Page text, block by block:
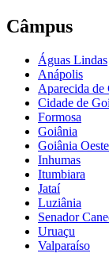
Câmpus
Águas Lindas
Anápolis
Aparecida de
Cidade de
Formosa
Goiânia
Goiânia Oeste
Inhumas
Itumbiara
Jataí
Luziânia
Senador
Uruaçu
Valparaíso